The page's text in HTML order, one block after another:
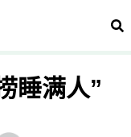
搜
睡满人”